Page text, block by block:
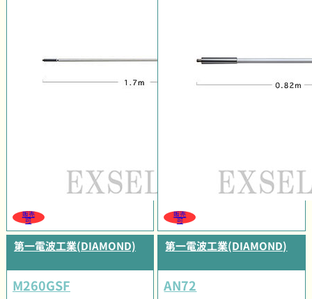
販売
可
販売
可
第一電波工業(DIAMOND)
M260GSF
第一電波工業(DIAMOND)
AN72